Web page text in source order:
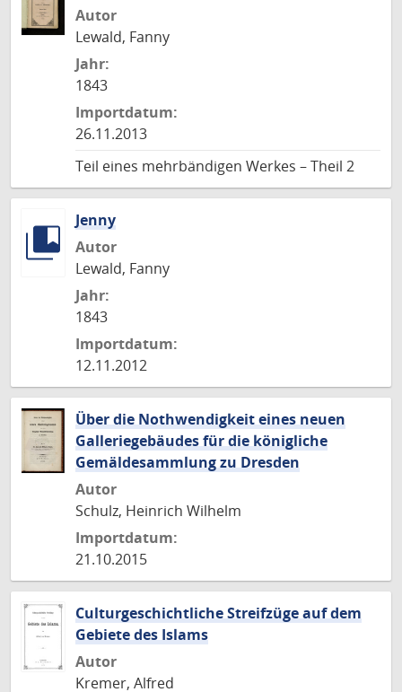
Autor
Lewald, Fanny
Jahr:
1843
Importdatum:
26.11.2013
Teil eines mehrbändigen Werkes – Theil 2
Jenny
Autor
Lewald, Fanny
Jahr:
1843
Importdatum:
12.11.2012
Über die Nothwendigkeit eines neuen
Galleriegebäudes für die königliche
Gemäldesammlung zu Dresden
Autor
Schulz, Heinrich Wilhelm
Importdatum:
21.10.2015
Culturgeschichtliche Streifzüge auf dem
Gebiete des Islams
Autor
Kremer, Alfred